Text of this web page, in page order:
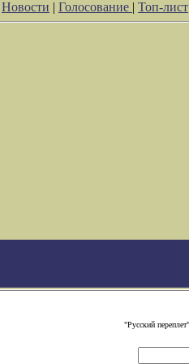
Новости | Голосование | Топ-лист
"Русский